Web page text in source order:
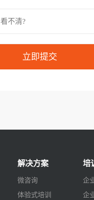
看不清?
解决方案
微咨询
体验式培训
培
企
企